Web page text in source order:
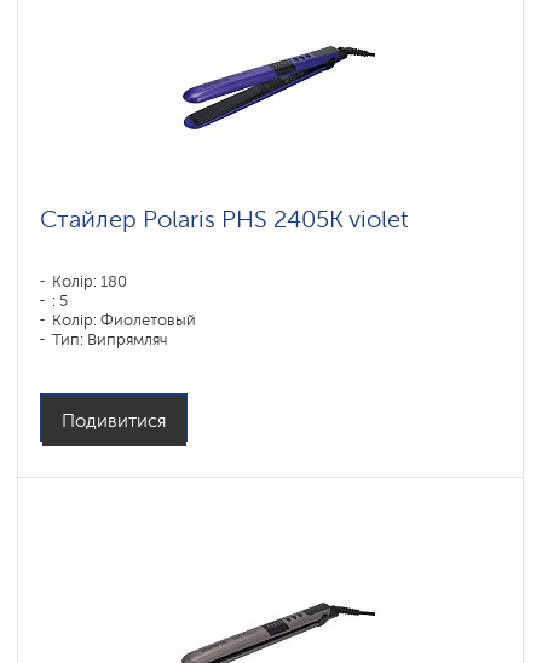
Стайлер Polaris PHS 2405K violet
Колір: 180
: 5
Колір: Фиолетовый
Тип: Випрямляч
Подивитися